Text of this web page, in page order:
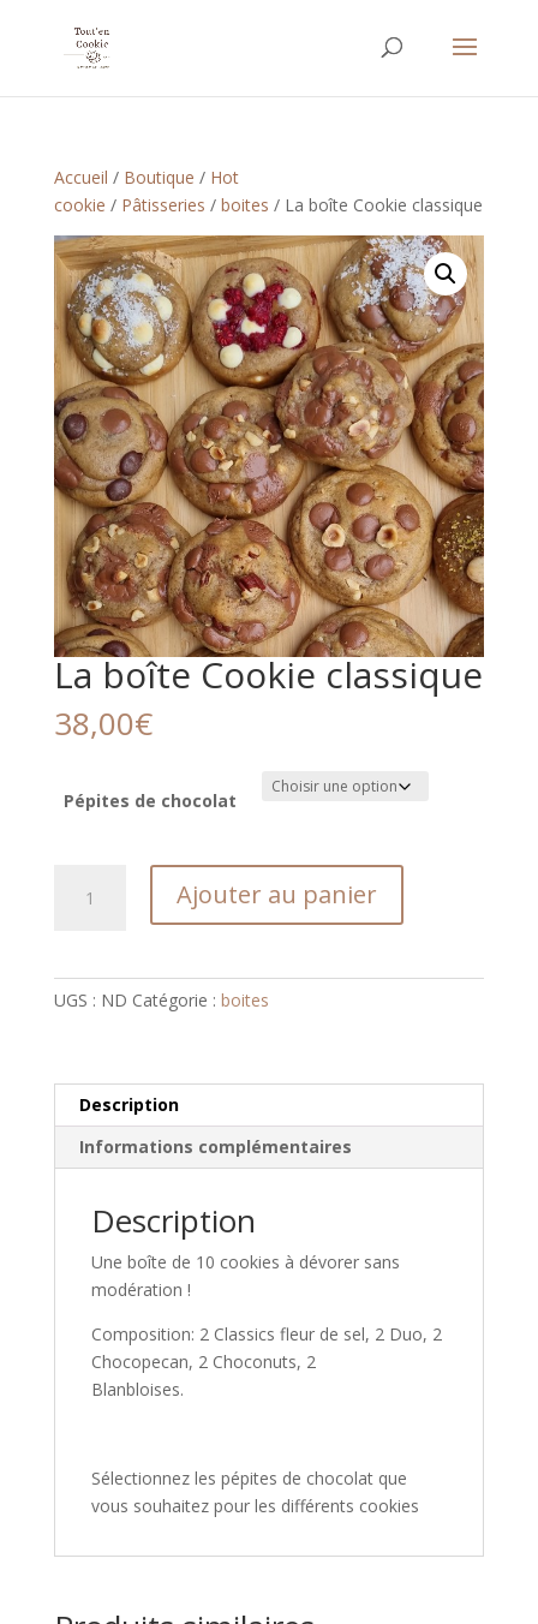
Accueil / Boutique / Hot
cookie / Pâtisseries / boites / La boîte Cookie classique
La boîte Cookie classique
38,00€
Pépites de chocolat
Ajouter au panier
UGS : ND Catégorie : boites
Description
Informations complémentaires
Description
Une boîte de 10 cookies à dévorer sans
modération !
Composition: 2 Classics fleur de sel, 2 Duo, 2
Chocopecan, 2 Choconuts, 2
Blanbloises.
Sélectionnez les pépites de chocolat que
vous souhaitez pour les différents cookies